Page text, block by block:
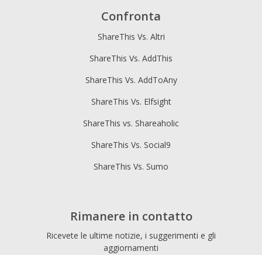
Confronta
ShareThis Vs. Altri
ShareThis Vs. AddThis
ShareThis Vs. AddToAny
ShareThis Vs. Elfsight
ShareThis vs. Shareaholic
ShareThis Vs. Social9
ShareThis Vs. Sumo
Rimanere in contatto
Ricevete le ultime notizie, i suggerimenti e gli
aggiornamenti